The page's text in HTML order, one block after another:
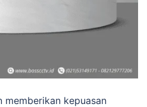
memberikan kepuasan